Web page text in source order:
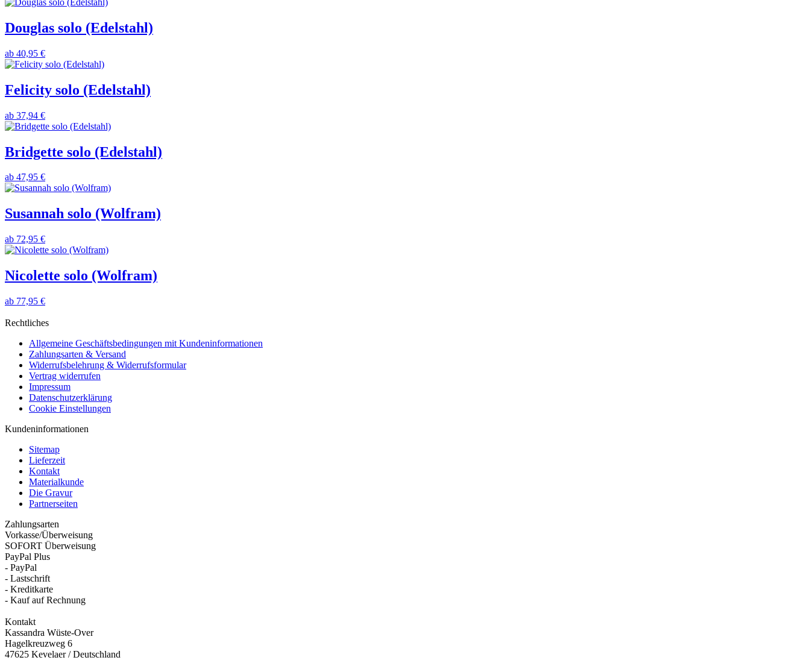
Douglas solo (Edelstahl)
ab 40,95 €
Felicity solo (Edelstahl)
ab 37,94 €
Bridgette solo (Edelstahl)
ab 47,95 €
Susannah solo (Wolfram)
ab 72,95 €
Nicolette solo (Wolfram)
ab 77,95 €
Rechtliches
Allgemeine Geschäftsbedingungen mit Kundeninformationen
Zahlungsarten & Versand
Widerrufsbelehrung & Widerrufsformular
Vertrag widerrufen
Impressum
Datenschutzerklärung
Cookie Einstellungen
Kundeninformationen
Sitemap
Lieferzeit
Kontakt
Materialkunde
Die Gravur
Partnerseiten
Zahlungsarten
Vorkasse/Überweisung
SOFORT Überweisung
PayPal Plus
- PayPal
- Lastschrift
- Kreditkarte
- Kauf auf Rechnung
Kontakt
Kassandra Wüste-Over
Hagelkreuzweg 6
47625 Kevelaer / Deutschland